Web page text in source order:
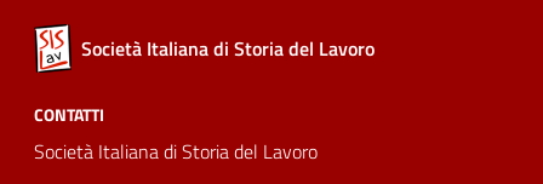
Società Italiana di Storia del Lavoro
CONTATTI
Società Italiana di Storia del Lavoro